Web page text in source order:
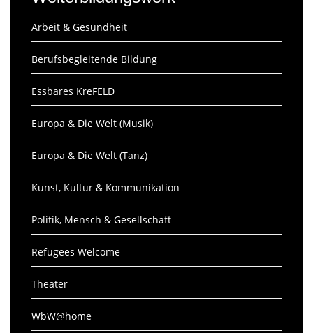
Arbeit & Gesundheit
Berufsbegleitende Bildung
Essbares KreFELD
Europa & Die Welt (Musik)
Europa & Die Welt (Tanz)
Kunst, Kultur & Kommunikation
Politik, Mensch & Gesellschaft
Refugees Welcome
Theater
WbW@home